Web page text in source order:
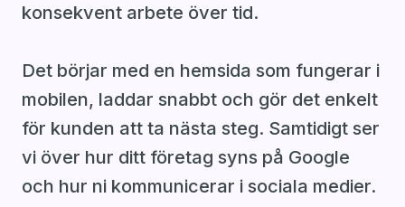
konsekvent arbete över tid.
Det börjar med en hemsida som fungerar i
mobilen, laddar snabbt och gör det enkelt
för kunden att ta nästa steg. Samtidigt ser
vi över hur ditt företag syns på Google
och hur ni kommunicerar i sociala medier.